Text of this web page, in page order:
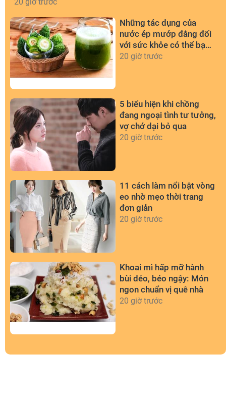
Những tác dụng của
nước ép mướp đắng đối
với sức khỏe có thể bạn
chưa biết
20 giờ trước
5 biểu hiện khi chồng
đang ngoại tình tư tưởng,
vợ chớ dại bỏ qua
20 giờ trước
11 cách làm nổi bật vòng
eo nhờ mẹo thời trang
đơn giản
20 giờ trước
Khoai mì hấp mỡ hành
bùi dẻo, béo ngậy: Món
ngon chuẩn vị quê nhà
20 giờ trước